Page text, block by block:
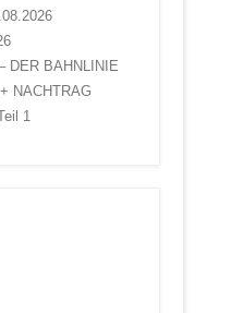
DER BAHNLINIE
NACHTRAG
1